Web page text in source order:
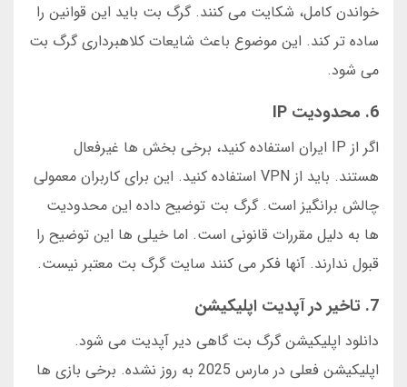
خواندن کامل، شکایت می کنند. گرگ بت باید این قوانین را
ساده تر کند. این موضوع باعث شایعات کلاهبرداری گرگ بت
می شود.
6. محدودیت IP
اگر از IP ایران استفاده کنید، برخی بخش ها غیرفعال
هستند. باید از VPN استفاده کنید. این برای کاربران معمولی
چالش برانگیز است. گرگ بت توضیح داده این محدودیت
ها به دلیل مقررات قانونی است. اما خیلی ها این توضیح را
قبول ندارند. آنها فکر می کنند سایت گرگ بت معتبر نیست.
7. تاخیر در آپدیت اپلیکیشن
دانلود اپلیکیشن گرگ بت گاهی دیر آپدیت می شود.
اپلیکیشن فعلی در مارس 2025 به روز نشده. برخی بازی ها